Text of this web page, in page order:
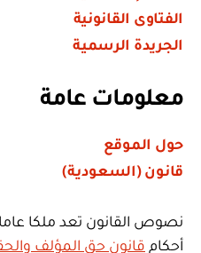
الفتاوى القانونية
الجريدة الرسمية
معلومات عامة
حول الموقع
قانون (السعودية)
نصوص القانون تعد ملكا
أحكام قانون حق المؤلف